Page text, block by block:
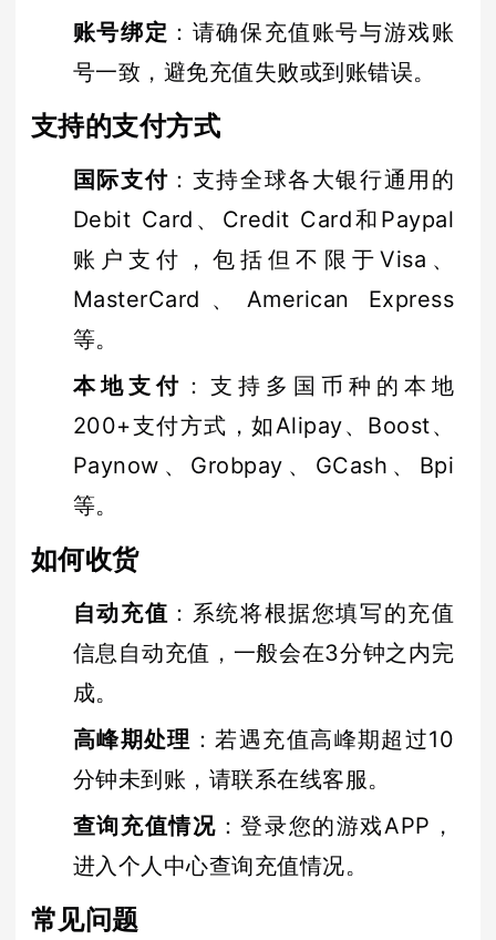
账号绑定 ：请确保充值账号与游戏账
号一致，避免充值失败或到账错误。
支持的支付方式
国际支付 ：支持全球各大银行通用的
Debit Card、Credit Card和Paypal
账户支付，包括但不限于Visa、
MasterCard、American Express
等。
本地支付 ：支持多国币种的本地
200+支付方式，如Alipay、Boost、
Paynow、Grobpay、GCash、Bpi
等。
如何收货
自动充值 ：系统将根据您填写的充值
信息自动充值，一般会在3分钟之内完
成。
高峰期处理 ：若遇充值高峰期超过10
分钟未到账，请联系在线客服。
查询充值情况 ：登录您的游戏APP，
进入个人中心查询充值情况。
常见问题